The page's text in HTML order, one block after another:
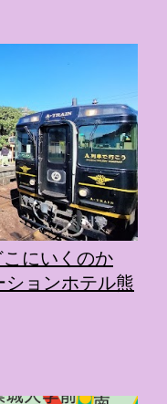
ーキティ...
にいくのか
ションホテル熊